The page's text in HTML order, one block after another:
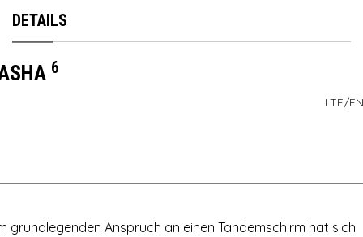
DETAILS
6
LTF/
grundlegenden Anspruch an einen Tandemschirm hat sich